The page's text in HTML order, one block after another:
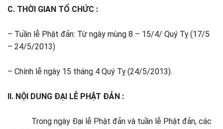
C. THỜI GIAN TỔ CHỨC :
– Tuần lễ Phật đản: Từ ngày mùng 8 – 15/4/ Quý Tỵ (17/5
– 24/5/2013)
– Chính lễ ngày 15 tháng 4 Quý Tỵ (24/5/2013).
II. NỘI DUNG ĐẠI LỄ PHẬT ĐẢN :
Trong ngày Đại lễ Phật đản và tuần lễ Phật đản, các